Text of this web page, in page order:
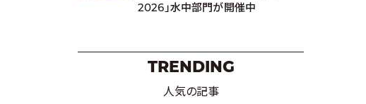
2026」水中部門が開催中
TRENDING
人気の記事